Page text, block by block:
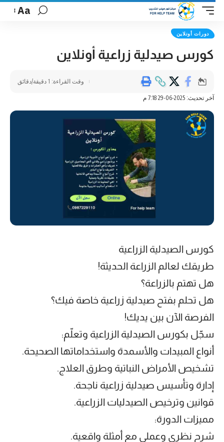
Aa
دورات أونلاين
كورس صيدلية زراعية أونلاين
آخر تحديث: 2025-06-29 7:18 م
وقت القراءة: 1 دقيقة/دقائق
كورس الصيدلية الزراعية
طريقك لعالم الزراعة الحديثة!
هل تهتم بالزراعة؟
هل تحلم بفتح صيدلية زراعية خاصة فيك؟
الفرصة الآن بين يديك!
سجّل بكورس الصيدلية الزراعية وتعلّم:
أنواع المبيدات والأسمدة واستخداماتها الصحيحة.
تشخيص الأمراض النباتية وطرق العلاج.
إدارة وتأسيس صيدلية زراعية ناجحة.
قوانين وترخيص الصيدليات الزراعية.
مميزات الدورة:
شرح نظري وعملي مع أمثلة واقعية.